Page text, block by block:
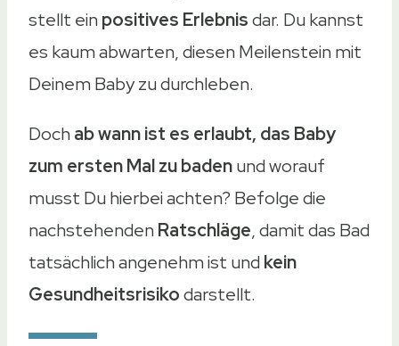
stellt einpositives Erlebnisdar. Du kannst
es kaum abwarten, diesen Meilenstein mit
Deinem Baby zu durchleben.
Dochab wann ist es erlaubt, das Baby
zum ersten Mal zu badenund worauf
musst Du hierbei achten? Befolge die
nachstehendenRatschläge, damit das Bad
tatsächlich angenehm ist undkein
Gesundheitsrisikodarstellt.